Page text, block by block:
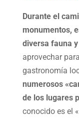
Durante el
monumentos,
diversa fauna
aprovechar
gastronomía
numerosos
de los lugares
conocido es el